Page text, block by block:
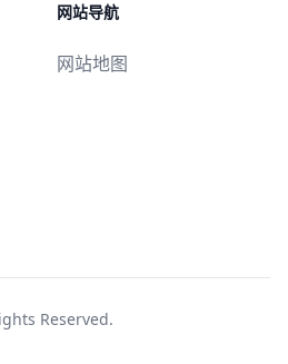
网站导航
网站地图
Reserved.